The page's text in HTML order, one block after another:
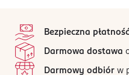
Bezpieczna płatność
Darmowa dostawa
Darmowy odbiór w